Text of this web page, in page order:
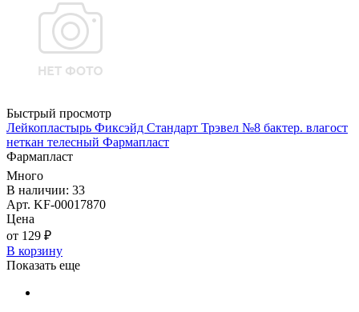
Быстрый просмотр
Лейкопластырь Фиксэйд Стандарт Трэвел №8 бактер. влагост
неткан телесный Фармапласт
Фармапласт
Много
В наличии: 33
Арт. KF-00017870
Цена
от 129 ₽
В корзину
Показать еще